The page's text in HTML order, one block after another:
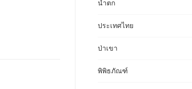
น้ำตก
ประเทศไทย
ป่าเขา
พิพิธภัณฑ์